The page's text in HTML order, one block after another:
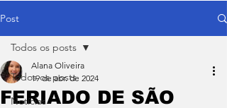
Post
Todos os posts
Notícias
Todos os posts
FERIADO DE SÃO
Alana Oliveira
19 de abr. de 2024